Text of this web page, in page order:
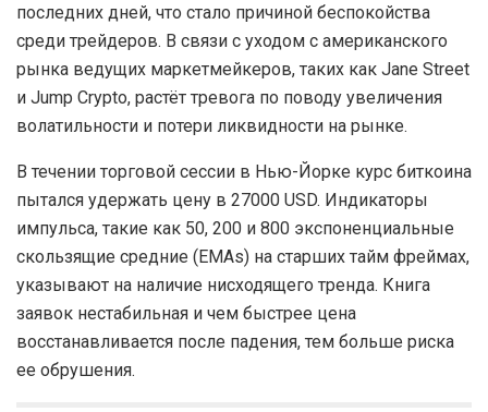
последних дней, что стало причиной беспокойства
среди трейдеров. В связи с уходом с американского
рынка ведущих маркетмейкеров, таких как Jane Street
и Jump Crypto, растёт тревога по поводу увеличения
волатильности и потери ликвидности на рынке.
В течении торговой сессии в Нью-Йорке курс биткоина
пытался удержать цену в 27000 USD. Индикаторы
импульса, такие как 50, 200 и 800 экспоненциальные
скользящие средние (EMAs) на старших тайм фреймах,
указывают на наличие нисходящего тренда. Книга
заявок нестабильная и чем быстрее цена
восстанавливается после падения, тем больше риска
ее обрушения.